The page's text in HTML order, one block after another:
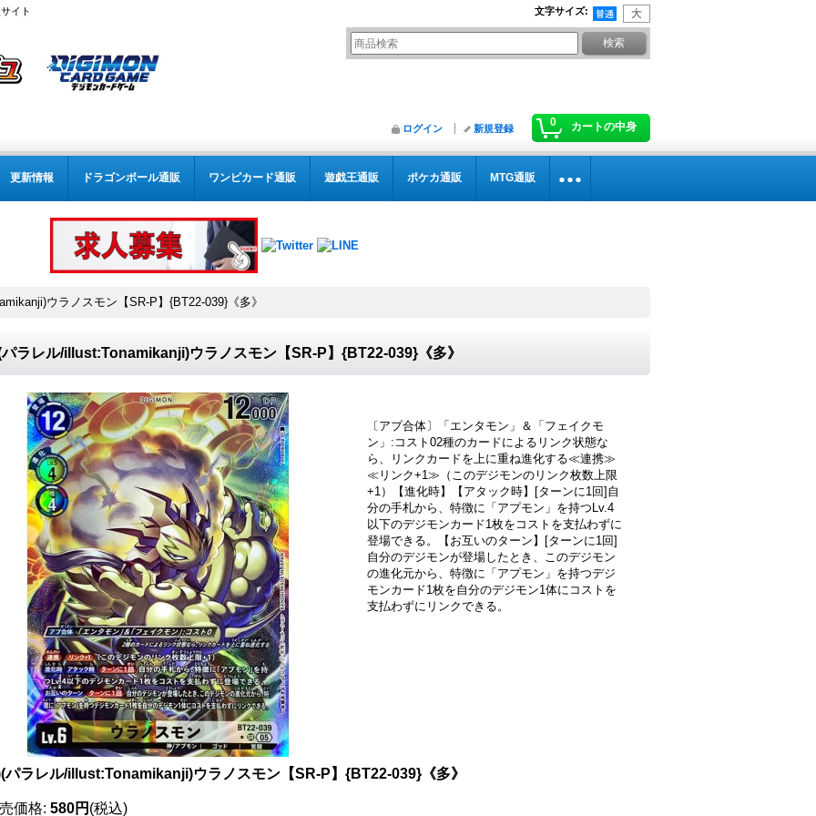
イト 文字サイズ:
0 カートの中身
ログイン 新規登録
更新情報 ドラゴンボール通販 ワンピカード通販 遊戯王通販 ポケカ通販 MTG通販
ウラノスモン【SR-P】{BT22-039}《多》
ラレル/illust:Tonamikanji)ウラノスモン【SR-P】{BT22-039}《多》
〔アプ合体〕「エンタモン」＆「フェイクモ
ン」:コスト02種のカードによるリンク状態な
ら、リンクカードを上に重ね進化する≪連携≫
≪リンク+1≫（このデジモンのリンク枚数上限
+1）【進化時】【アタック時】[ターンに1回]自
分の手札から、特徴に「アプモン」を持つLv.4
以下のデジモンカード1枚をコストを支払わずに
登場できる。【お互いのターン】[ターンに1回]
自分のデジモンが登場したとき、このデジモン
の進化元から、特徴に「アプモン」を持つデジ
モンカード1枚を自分のデジモン1体にコストを
支払わずにリンクできる。
パラレル/illust:Tonamikanji)ウラノスモン【SR-P】{BT22-039}《多》
価格: 580円 (税込)